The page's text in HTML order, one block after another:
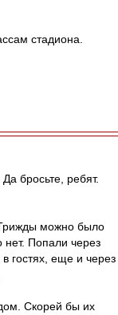
стадиона.
бросьте, ребят.
можно было
нет. Попали через
гостях, еще и через
Скорей бы их